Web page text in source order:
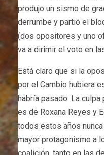
produjo un sismo de
derrumbe y partió el
(dos opositores y uno
va a dirimir el voto en
Está claro que si la
por el Cambio hubiera
habría pasado. La
es de Roxana Reyes y
todos estos años
mayor protagonismo a